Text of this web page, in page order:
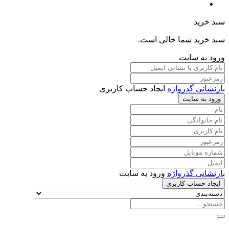
سبد خرید
سبد خرید شما خالی است.
ورود به سایت
بازنشانی گذرواژه ایجاد حساب کاربری
ورود به سایت
بازنشانی گذرواژه ورود به سایت
ایجاد حساب کاربری